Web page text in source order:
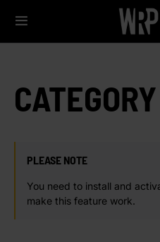
PLEASE NOTE
You need to install and
make this feature work.